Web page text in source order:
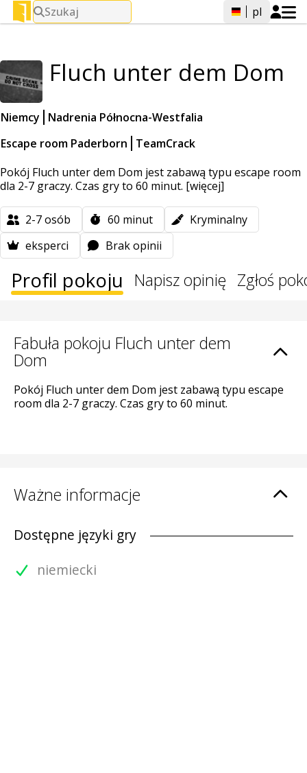
Szukaj pl
Fluch unter dem Dom
Niemcy
Nadrenia Północna-Westfalia
Escape room Paderborn
TeamCrack
Pokój Fluch unter dem Dom jest zabawą typu escape room
dla 2-7 graczy. Czas gry to 60 minut. [więcej]
2-7osób 60 minut
Kryminalny
eksperci
Brak opinii
Profil pokoju Napisz opinię Zgłoś
Fabuła pokoju Fluch unter dem
Dom
Pokój Fluch unter dem Dom jest zabawą typu escape
room dla 2-7 graczy. Czas gry to 60 minut.
Ważne informacje
Dostępne języki gry
niemiecki